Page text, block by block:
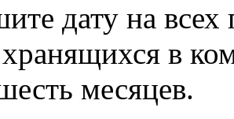
дату на
в
месяцев.